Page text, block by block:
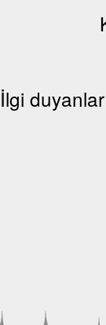
İlgi